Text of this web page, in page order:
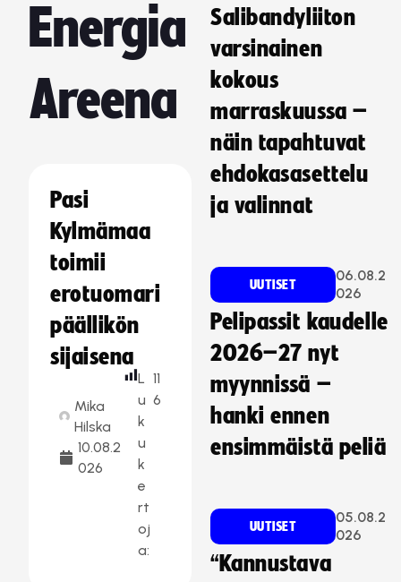
Energia
Areena
Pasi
Kylmämaa
toimii
erotuomari
päällikön
sijaisena
Mika
Hilska
10.08.2
026
L
u
k
u
k
e
rt
oj
a:
11
6
Salibandyliiton
varsinainen
kokous
marraskuussa –
näin tapahtuvat
ehdokasasettelu
ja valinnat
UUTISET
06.08.2
026
Pelipassit kaudelle
2026–27 nyt
myynnissä –
hanki ennen
ensimmäistä peliä
UUTISET
05.08.2
026
“Kannustava